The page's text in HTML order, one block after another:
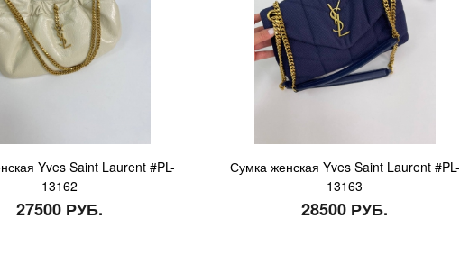
Yves Saint Laurent #PL-
13162
27500 РУБ.
Сумка женская Yves Saint Laurent #PL-
13163
28500 РУБ.